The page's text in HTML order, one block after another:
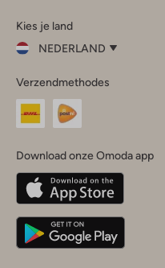
InstagramFacebook
Kies je land
NEDERLAND
je
land
Nederland
Belgique(Français)
Deutschland
Verzendmethodes
Download onze Omoda app